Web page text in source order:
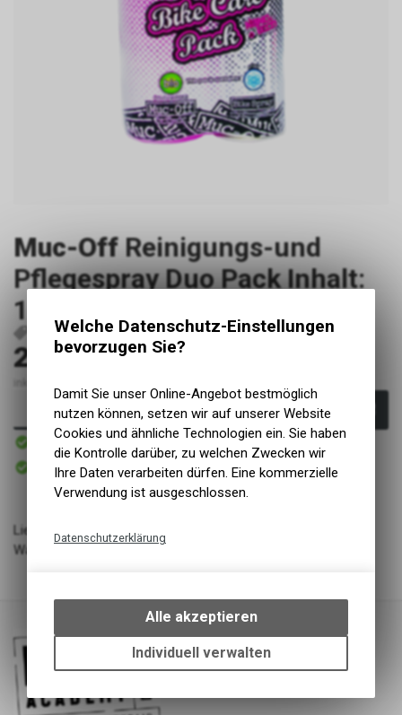
Muc-Off Reinigungs-und
Pflegespray Duo Pack Inhalt:
1000/500 ml
P19273 5037835925005
24.90CHF
In den Warenkorb
Sofort verfügbar
Versand
Sofort abholbar
Abholung BIKE ACADEMY DAVOS
Lieferant: Intercycle
Warengruppe: Zubehör - Reinigungsmittel
Welche Datenschutz-Einstellungen
bevorzugen Sie?
Damit Sie unser Online-Angebot bestmöglich
nutzen können, setzen wir auf unserer Website
Cookies und ähnliche Technologien ein. Sie haben
die Kontrolle darüber, zu welchen Zwecken wir
Ihre Daten verarbeiten dürfen. Eine kommerzielle
Verwendung ist ausgeschlossen.
Datenschutzerklärung
bestimmte Interaktionen und
Einstellungen auf Ihrem Gerät,
um die grundlegenden
Funktionen unseres Online-
des Warenkorbs, zu
Alle akzeptieren
Individuell verwalten